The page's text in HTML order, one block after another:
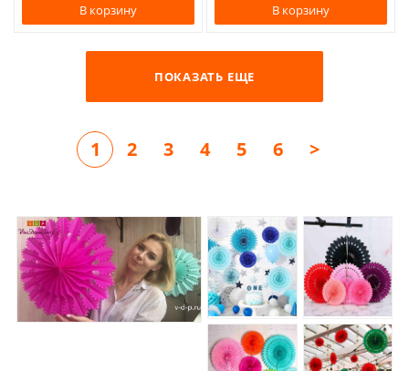
В корзину В корзину
ПОКАЗАТЬ ЕЩЕ
1 2 3 4 5 6 >